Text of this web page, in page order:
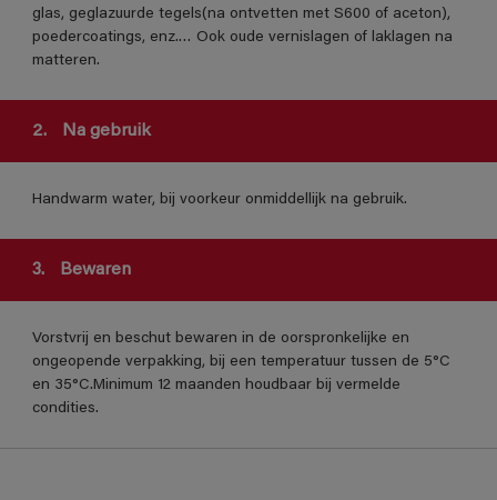
glas, geglazuurde tegels(na ontvetten met S600 of aceton),
poedercoatings, enz.… Ook oude vernislagen of laklagen na
matteren.
2. Na gebruik
Handwarm water, bij voorkeur onmiddellijk na gebruik.
3. Bewaren
Vorstvrij en beschut bewaren in de oorspronkelijke en
ongeopende verpakking, bij een temperatuur tussen de 5°C
en 35°C.Minimum 12 maanden houdbaar bij vermelde
condities.